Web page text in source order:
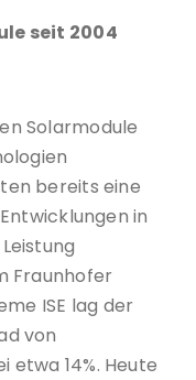
seit 2004
Solarmodule
bereits eine
in
Fraunhofer
ISE lag der
von
etwa 14%. Heute